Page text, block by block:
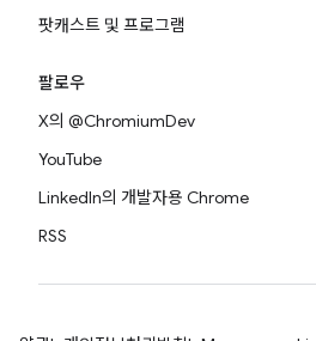
팟캐스트 및 프로그램
팔로우
X의 @ChromiumDev
YouTube
LinkedIn의 개발자용 Chrome
RSS